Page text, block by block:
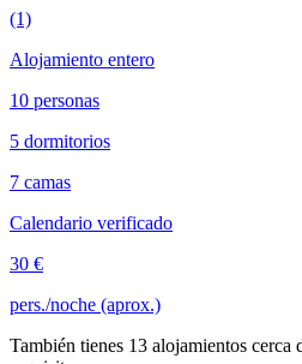
(1)
Alojamiento entero
10 personas
5 dormitorios
7 camas
Calendario verificado
30 €
pers./noche (aprox.)
También tienes 13 alojamientos cerca